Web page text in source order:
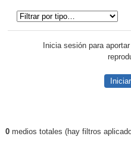
Inicia sesión para
Resultados de: VDj
0medios totales (hay filtros